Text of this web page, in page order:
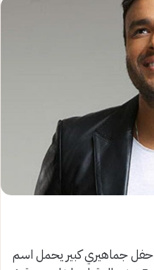
حفل جماهيري كبير يحمل اسم